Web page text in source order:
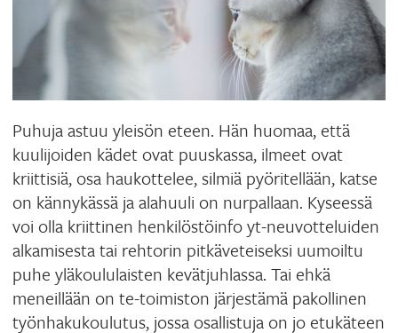
Puhuja astuu yleisön eteen. Hän huomaa, että
kuulijoiden kädet ovat puuskassa, ilmeet ovat
kriittisiä, osa haukottelee, silmiä pyöritellään, katse
on kännykässä ja alahuuli on nurpallaan. Kyseessä
voi olla kriittinen henkilöstöinfo yt-neuvotteluiden
alkamisesta tai rehtorin pitkäveteiseksi uumoiltu
puhe yläkoululaisten kevätjuhlassa. Tai ehkä
meneillään on te-toimiston järjestämä pakollinen
työnhakukoulutus, jossa osallistuja on jo etukäteen